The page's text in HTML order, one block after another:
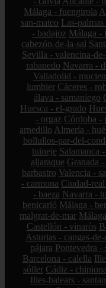
Málaga - fuengirola
san-mateo Las-
- badajoz Málaga -
cabezón-de-la-sal
Sevilla - valencina-
rabanedo Navarra -
Valladolid -
lumbier Cáceres -
álava - samaniego
Huesca - el-grado
- orgaz Córdoba -
arnedillo Almería -
bollullos-par-del-
tuineje Salamanca
aljaraque Granada
barbastro Valencia -
- carmona Ciudad-
- baeza Navarra -
benicarló Málaga -
malgrat-de-mar
Castellón - vinaròs
Asturias - cangas-
pájara Pontevedra -
Barcelona - calella
sóller Cádiz - chipiona
Illes-balears -